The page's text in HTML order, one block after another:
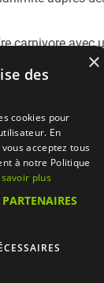
carnivore avec
daurade,
de salade
un restaurant
de Paris.
Légal
×
des
cookies pour
En
acceptez tous
à notre Politique
savoir plus